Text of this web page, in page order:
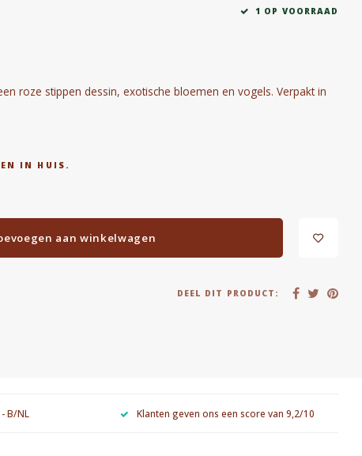
1 OP VOORRAAD
roze stippen dessin, exotische bloemen en vogels. Verpakt in
IN HUIS.
aan winkelwagen
DEEL DIT PRODUCT:
B/NL Klanten geven ons een score van 9,2/10